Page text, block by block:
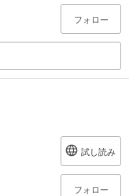
フォロー
試し読み
フォロー